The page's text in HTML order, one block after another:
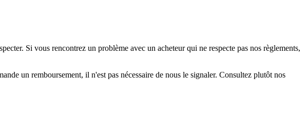
Si vous rencontrez un problème avec un acheteur qui ne respecte pas nos règlements,
un remboursement, il n'est pas nécessaire de nous le signaler. Consultez plutôt nos